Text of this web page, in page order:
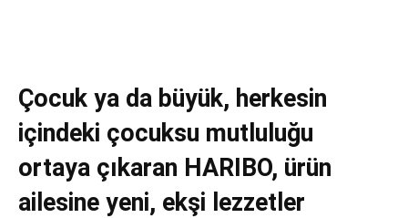
Çocuk ya da büyük, herkesin
içindeki çocuksu mutluluğu
ortaya çıkaran HARIBO, ürün
ailesine yeni, ekşi lezzetler